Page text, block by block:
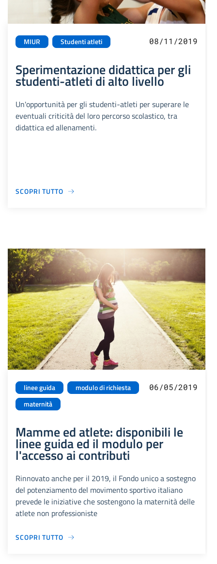
MIUR Studenti atleti 08/11/2019
Sperimentazione didattica per gli
studenti-atleti di alto livello
Un'opportunità per gli studenti-atleti per superare le
eventuali criticità del loro percorso scolastico, tra
didattica ed allenamenti.
SCOPRI TUTTO
linee guida
modulo di richiesta
maternità
06/05/2019
Mamme ed atlete: disponibili le
linee guida ed il modulo per
l'accesso ai contributi
Rinnovato anche per il 2019, il Fondo unico a sostegno
del potenziamento del movimento sportivo italiano
prevede le iniziative che sostengono la maternità delle
atlete non professioniste
SCOPRI TUTTO